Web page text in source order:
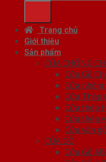
Trang chủ
Giới thiệu
Sản phẩm
CỬA CHỐNG
Cửa Gỗ
Cửa nhôm
Cửa Thép
Cửa thép
Cửa thép
Cửa vân
CỬA GỖ
Cửa Gỗ